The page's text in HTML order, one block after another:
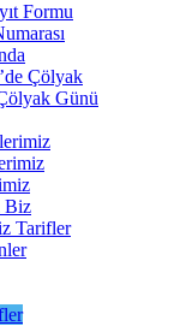
Formu
Çölyak
Günü
Biz
Tarifler